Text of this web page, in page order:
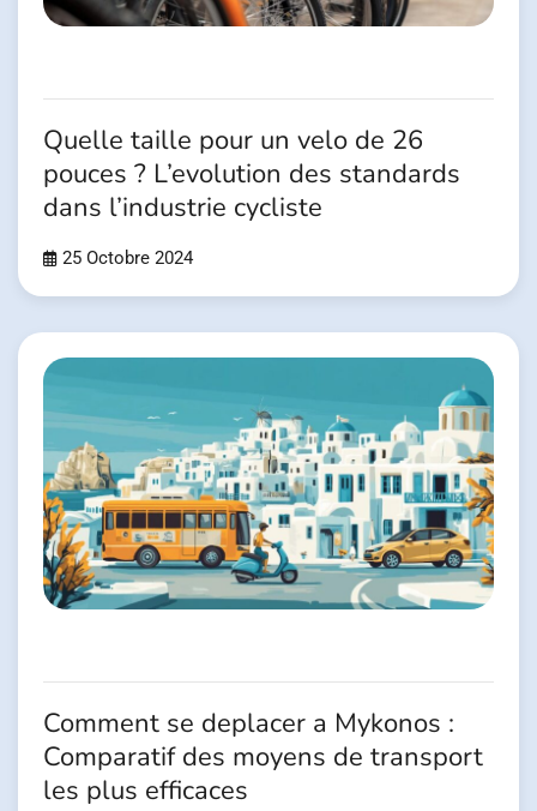
Quelle taille pour un velo de 26
pouces ? L’evolution des standards
dans l’industrie cycliste
25 Octobre 2024
Comment se deplacer a Mykonos :
Comparatif des moyens de transport
les plus efficaces